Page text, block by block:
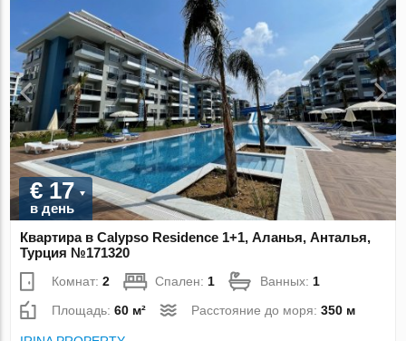
€ 17
в день
Квартира в Calypso Residence 1+1, Аланья, Анталья,
Турция №171320
Комнат:2 Спален: 1 Ванных: 1
Площадь:60 м² Расстояние до моря:350 м